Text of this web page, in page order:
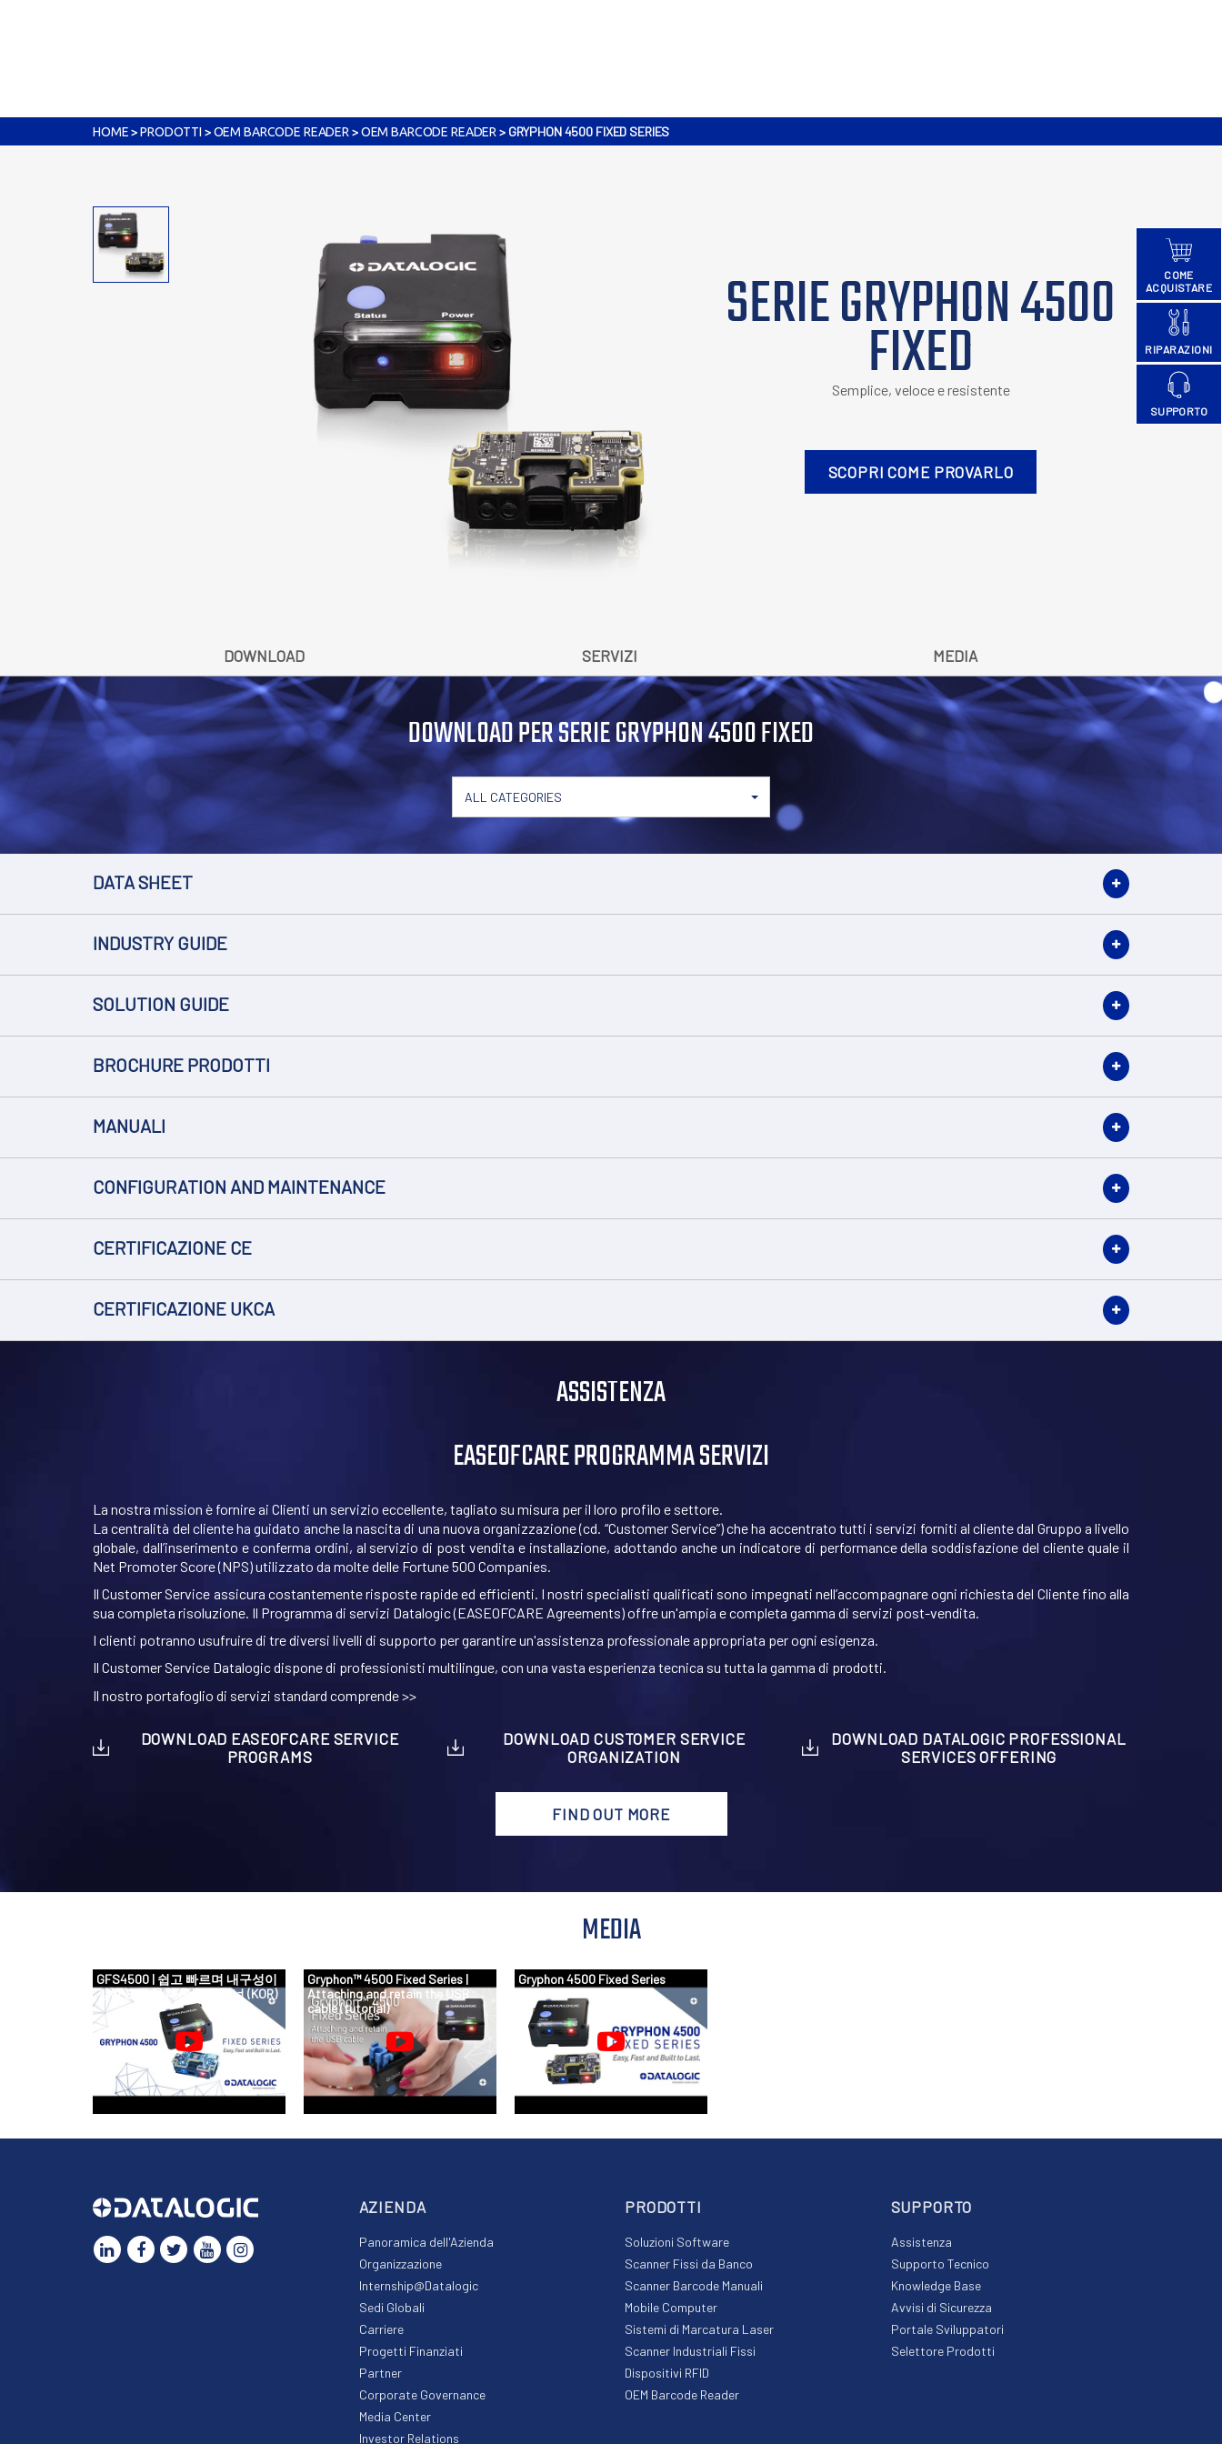
HOME >PRODOTTI>OEM BARCODE READER >OEM BARCODE READER > GRYPHON 4500 FIXED SERIES
SERIE GRYPHON 4500
FIXED
Semplice, veloce e resistente
SCOPRI COME PROVARLO
DOWNLOAD SERVIZI MEDIA
DOWNLOAD PER SERIE GRYPHON 4500 FIXED
ALL CATEGORIES
DATA SHEET
INDUSTRY GUIDE
SOLUTION GUIDE
BROCHURE PRODOTTI
MANUALI
CONFIGURATION AND MAINTENANCE
CERTIFICAZIONE CE
CERTIFICAZIONE UKCA
ASSISTENZA
EASEOFCARE PROGRAMMA SERVIZI
La nostra mission è fornire ai Clienti un servizio eccellente, tagliato su misura per il loro profilo e settore.
La centralità del cliente ha guidato anche la nascita di una nuova organizzazione (cd. “Customer Service”) che ha accentrato tutti i servizi forniti al cliente dal Gruppo a livello
globale, dall’inserimento e conferma ordini, al servizio di post vendita e installazione, adottando anche un indicatore di performance della soddisfazione del cliente quale il
Net Promoter Score (NPS) utilizzato da molte delle Fortune 500 Companies.
Il Customer Service assicura costantemente risposte rapide ed efficienti. I nostri specialisti qualificati sono impegnati nell’accompagnare ogni richiesta del Cliente fino alla
sua completa risoluzione. Il Programma di servizi Datalogic (EASEOFCARE Agreements) offre un'ampia e completa gamma di servizi post-vendita.
I clienti potranno usufruire di tre diversi livelli di supporto per garantire un'assistenza professionale appropriata per ogni esigenza.
Il Customer Service Datalogic dispone di professionisti multilingue, con una vasta esperienza tecnica su tutta la gamma di prodotti.
Il nostro portafoglio di servizi standard comprende >>
DOWNLOAD EASEOFCARE SERVICE
PROGRAMS
DOWNLOAD CUSTOMER SERVICE
ORGANIZATION
DOWNLOAD DATALOGIC PROFESSIONAL
SERVICES OFFERING
FIND OUT MORE
MEDIA
GFS4500 | 쉽고 빠르며 내구성이
강한 모듈형 마운트 스캐너 (KOR)
Gryphon™ 4500 Fixed Series |
Attaching and retain the USB
cable (tutorial)
Gryphon 4500 Fixed Series
AZIENDA
Panoramica dell'Azienda
Organizzazione
Internship@Datalogic
Sedi Globali
Carriere
Progetti Finanziati
Partner
Corporate Governance
Media Center
Investor Relations
PRODOTTI
Soluzioni Software
Scanner Fissi da Banco
Scanner Barcode Manuali
Mobile Computer
Sistemi di Marcatura Laser
Scanner Industriali Fissi
Dispositivi RFID
OEM Barcode Reader
SUPPORTO
Assistenza
Supporto Tecnico
Knowledge Base
Avvisi di Sicurezza
Portale Sviluppatori
Selettore Prodotti
COME
ACQUISTARE
RIPARAZIONI
SUPPORTO